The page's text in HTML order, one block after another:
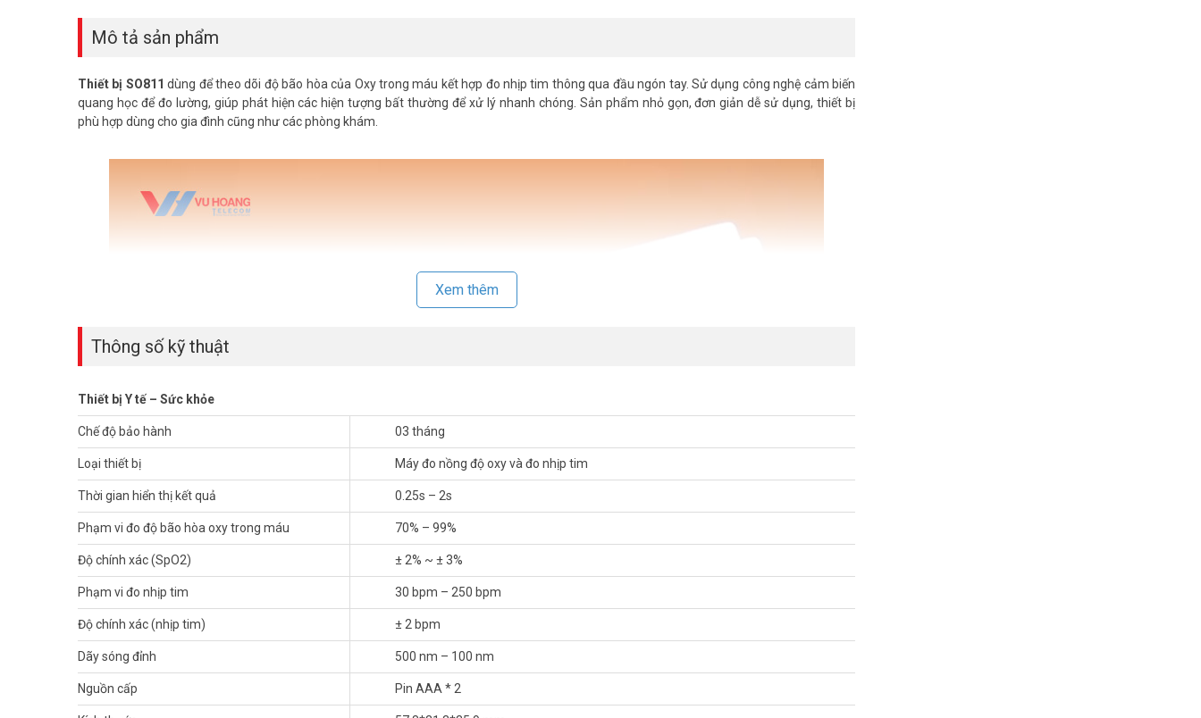
Mô tả sản phẩm
Thiết bị SO811 dùng để theo dõi độ bão hòa của Oxy trong máu kết hợp đo nhịp tim thông qua đầu ngón tay. Sử dụng công nghệ cảm biến
quang học để đo lường, giúp phát hiện các hiện tượng bất thường để xử lý nhanh chóng. Sản phẩm nhỏ gọn, đơn giản dễ sử dụng, thiết bị
phù hợp dùng cho gia đình cũng như các phòng khám.
Với tình hình dịch bệnh Covid diễn biến phức tạp như hiện nay, việc trang bị SPO2 SO811 sẽ rất cần thiết, giúp dễ dàng phát hiện tình trạng
thiếu oxy của bệnh nhân để có thể cung cấp oxy kịp thời.
Thang đo chỉ số nồng độ oxy trong máu (SpO2) tiêu chuẩn
Xem thêm
Thông số kỹ thuật
Thiết bị Y tế – Sức khỏe
Chế độ bảo hành 03 tháng
Loại thiết bị Máy đo nồng độ oxy và đo nhịp tim
Thời gian hiển thị kết quả 0.25s – 2s
Phạm vi đo độ bão hòa oxy trong máu 70% – 99%
Độ chính xác (SpO2) ± 2% ~ ± 3%
Phạm vi đo nhịp tim 30 bpm – 250 bpm
Độ chính xác (nhịp tim) ± 2 bpm
Dãy sóng đỉnh 500 nm – 100 nm
Nguồn cấp Pin AAA * 2